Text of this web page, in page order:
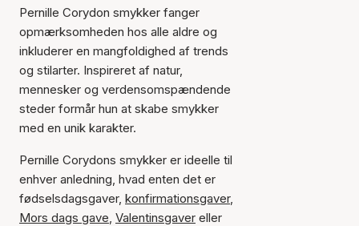
Pernille Corydon smykker fanger
opmærksomheden hos alle aldre og
inkluderer en mangfoldighed af trends
og stilarter. Inspireret af natur,
mennesker og verdensomspændende
steder formår hun at skabe smykker
med en unik karakter.
Pernille Corydons smykker er ideelle til
enhver anledning, hvad enten det er
fødselsdagsgaver, konfirmationsgaver,
Mors dags gave, Valentinsgaver eller